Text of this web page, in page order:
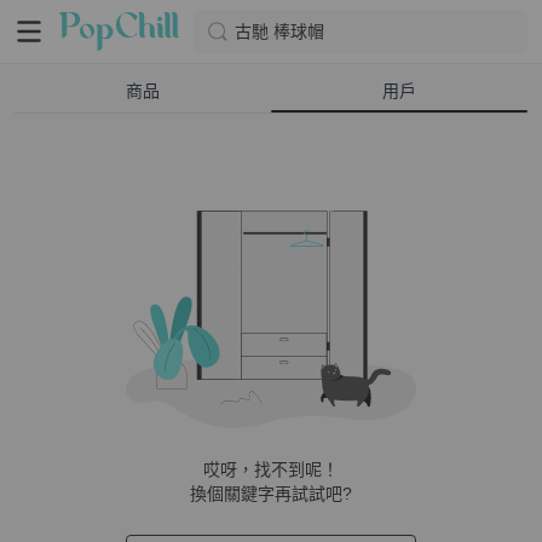
古馳 棒球帽
商品 用戶
哎呀，找不到呢！
換個關鍵字再試試吧?